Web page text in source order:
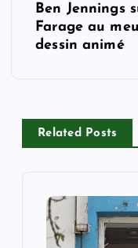
v
Ben Jennings
Farage au
dessin animé
Related Posts